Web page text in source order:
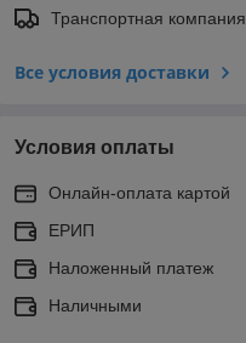
Транспортная компания
Все условия доставки
Условия оплаты
Онлайн-оплата картой
ЕРИП
Наложенный платеж
Наличными